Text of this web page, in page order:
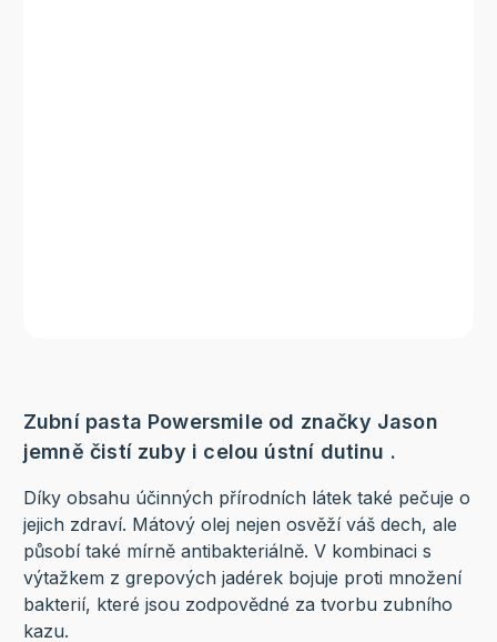
Zubní pasta Powersmile od značky Jason
jemně čistí zuby i celou ústní dutinu .
Díky obsahu účinných přírodních látek také pečuje o
jejich zdraví. Mátový olej nejen osvěží váš dech, ale
působí také mírně antibakteriálně. V kombinaci s
výtažkem z grepových jadérek bojuje proti množení
bakterií, které jsou zodpovědné za tvorbu zubního
kazu.